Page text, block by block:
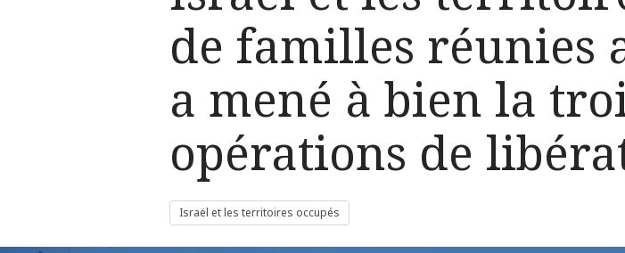
de familles réunies
a mené à bien la
opérations de
Israël et les territoires occupés